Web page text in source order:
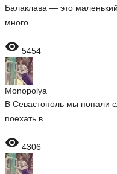
Балаклава — это
много...
 5454
Monopolya
В Севастополь мы попали
поехать в...
 4306